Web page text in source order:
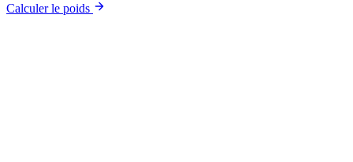
Calculer le poids